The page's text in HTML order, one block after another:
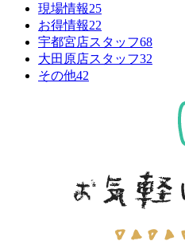
現場情報25
お得情報22
宇都宮店スタッフ68
大田原店スタッフ32
その他42